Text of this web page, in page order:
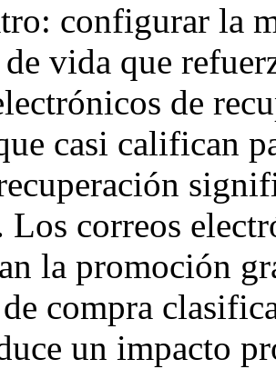
configurar la
vida que
de
casi califican
Los correos
la promoción
compra
un impacto